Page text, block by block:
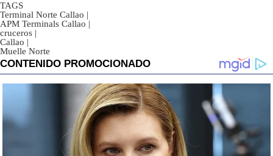
TAGS
Terminal Norte Callao |
APM Terminals Callao |
cruceros |
Callao |
Muelle Norte